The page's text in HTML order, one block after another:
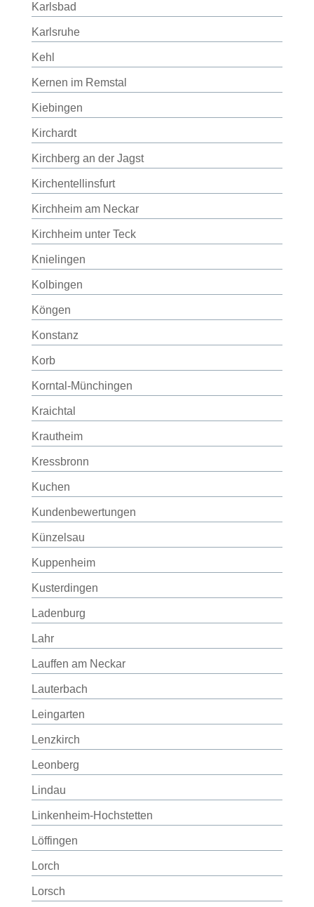
Karlsbad
Karlsruhe
Kehl
Kernen im Remstal
Kiebingen
Kirchardt
Kirchberg an der Jagst
Kirchentellinsfurt
Kirchheim am Neckar
Kirchheim unter Teck
Knielingen
Kolbingen
Köngen
Konstanz
Korb
Korntal-Münchingen
Kraichtal
Krautheim
Kressbronn
Kuchen
Kundenbewertungen
Künzelsau
Kuppenheim
Kusterdingen
Ladenburg
Lahr
Lauffen am Neckar
Lauterbach
Leingarten
Lenzkirch
Leonberg
Lindau
Linkenheim-Hochstetten
Löffingen
Lorch
Lorsch